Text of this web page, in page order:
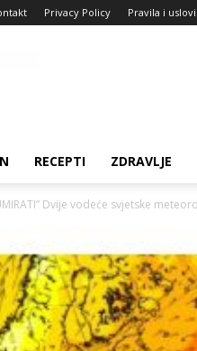
Privacy Policy Pravila i
RECEPTI ZDRAVLJE
UMIRATI” Dvije vodeće svjetske